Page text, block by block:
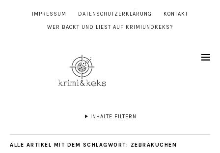
IMPRESSUM DATENSCHUTZERKLÄRUNG KONTAKT
WER BACKT UND LIEST AUF KRIMIUNDKEKS?
INHALTE FILTERN
ALLE ARTIKEL MIT DEM SCHLAGWORT: ZEBRAKUCHEN